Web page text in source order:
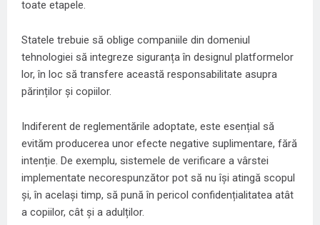
toate etapele.
Statele trebuie să oblige companiile din domeniul
tehnologiei să integreze siguranța în designul platformelor
lor, în loc să transfere această responsabilitate asupra
părinților și copiilor.
Indiferent de reglementările adoptate, este esențial să
evităm producerea unor efecte negative suplimentare, fără
intenție. De exemplu, sistemele de verificare a vârstei
implementate necorespunzător pot să nu își atingă scopul
și, în același timp, să pună în pericol confidențialitatea atât
a copiilor, cât și a adulților.